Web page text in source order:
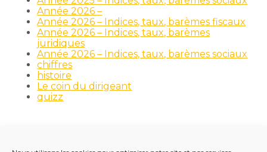
Année 2026 –
Année 2026 – Indices, taux, barèmes fiscaux
Année 2026 – Indices, taux, barèmes
juridiques
Année 2026 – Indices, taux, barèmes sociaux
chiffres
histoire
Le coin du dirigeant
quizz